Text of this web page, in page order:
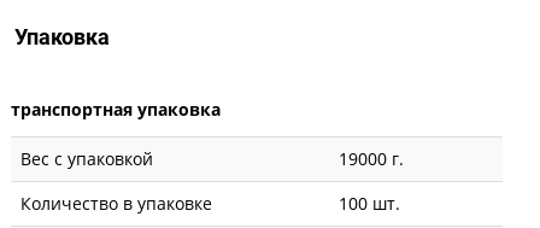
Упаковка
транспортная упаковка
Вес с упаковкой
19000 г.
Количество в упаковке
100 шт.